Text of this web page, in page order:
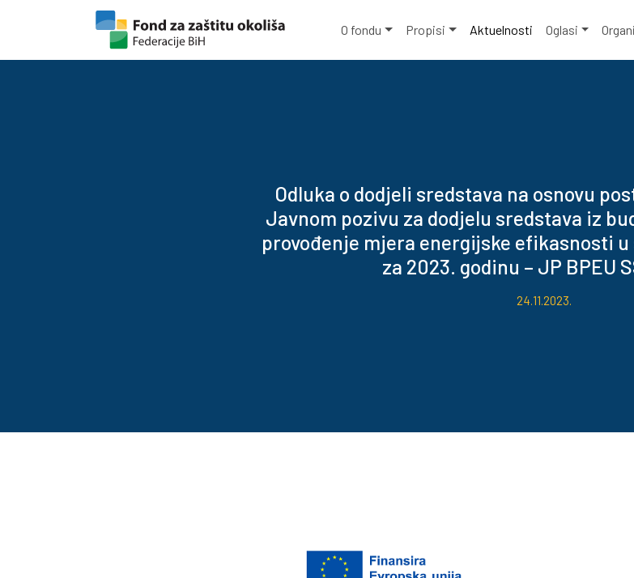
O fondu
Propisi Aktuelnosti Oglasi
Odluka o dodjeli sredstava na osnovu
Javnom pozivu za dodjelu sredstava iz
provođenje mjera energijske efikasnosti
za 2023. godinu – JP BPEU
24.11.2023.